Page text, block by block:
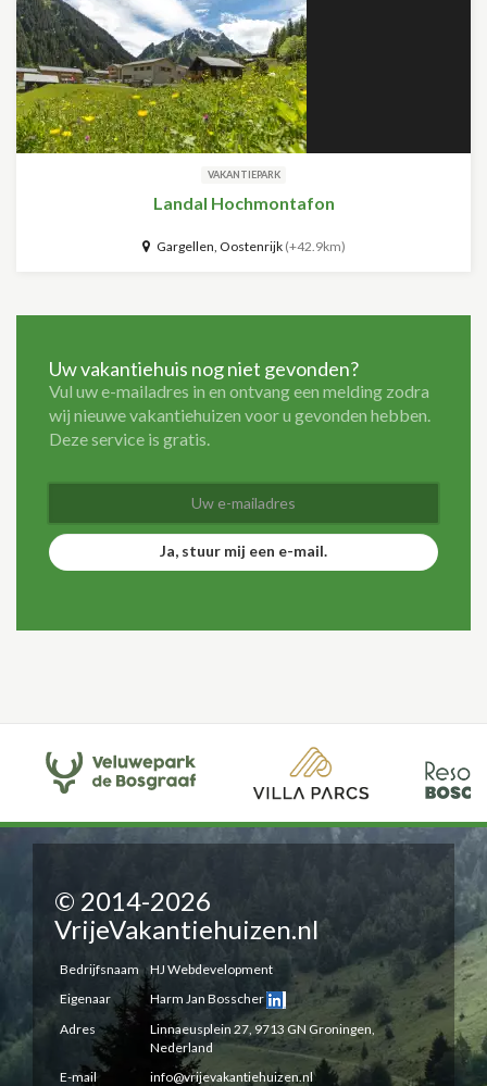
VAKANTIEPARK
Landal Hochmontafon
Gargellen, Oostenrijk (+42.9km)
Uw vakantiehuis nog niet gevonden?
Vul uw e-mailadres in en ontvang een melding zodra
wij nieuwe vakantiehuizen voor u gevonden hebben.
Deze service is gratis.
Ja, stuur mij een e-mail.
© 2014-2026
VrijeVakantiehuizen.nl
Bedrijfsnaam
HJ Webdevelopment
Eigenaar
Harm Jan Bosscher
Adres
Linnaeusplein 27, 9713 GN Groningen,
Nederland
E-mail
info@vrijevakantiehuizen.nl